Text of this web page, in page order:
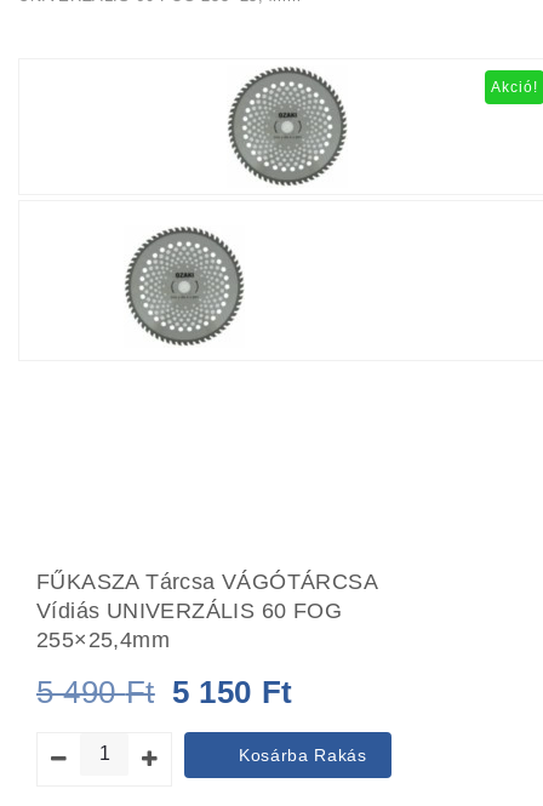
Akció!
FŰKASZA Tárcsa VÁGÓTÁRCSA
Vídiás UNIVERZÁLIS 60 FOG
255×25,4mm
5 490Ft Original
price
was:
5 150 Ft
price
is:
Kosárba Rakás